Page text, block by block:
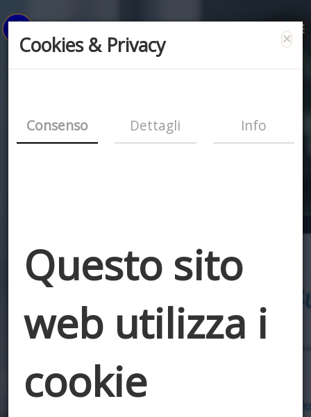
×
Cookies & Privacy
Consenso Dettagli Info
Questo sito
web utilizza i
cookie